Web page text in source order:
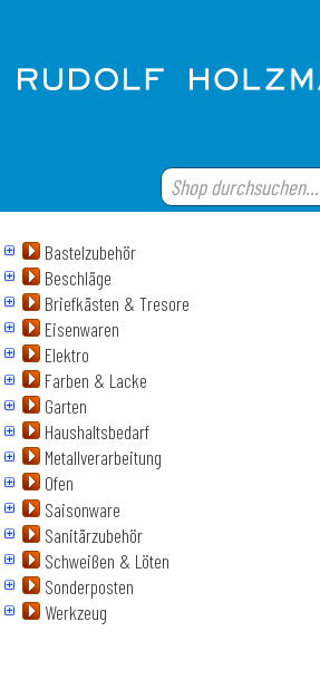
Bastelzubehör
Beschläge
Briefkästen & Tresore
Eisenwaren
Elektro
Farben & Lacke
Garten
Haushaltsbedarf
Metallverarbeitung
Ofen
Saisonware
Sanitärzubehör
Schweißen & Löten
Sonderposten
Werkzeug